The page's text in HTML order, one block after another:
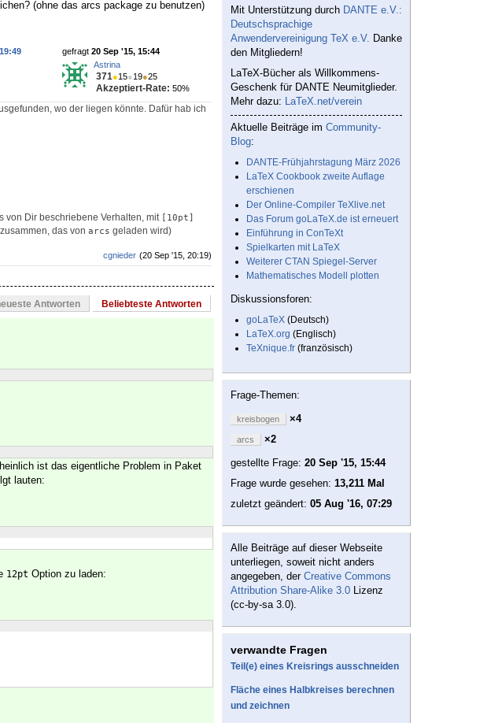
(ohne das arcs package zu benutzen)
gefragt 20 Sep '15, 15:44
Astrina
371●15●19●25
Akzeptiert-Rate: 50%
wo der liegen könnte. Dafür hab ich
von Dir beschriebene Verhalten, mit [10pt]
zusammen, das von arcs geladen wird)
(20 Sep '15, 20:19)
cgnieder
Antworten Beliebteste Antworten
ist das eigentliche Problem in Paket
lauten:
12pt Option zu laden:
Mit Unterstützung durch DANTE e.V.:
Deutschsprachige
Anwendervereinigung TeX e.V. Danke
den Mitgliedern!
LaTeX-Bücher als Willkommens-
Geschenk für DANTE Neumitglieder.
Mehr dazu: LaTeX.net/verein
Aktuelle Beiträge im Community-
Blog:
DANTE-Frühjahrstagung März 2026
LaTeX Cookbook zweite Auflage
erschienen
Der Online-Compiler TeXlive.net
Das Forum goLaTeX.de ist erneuert
Einführung in ConTeXt
Spielkarten mit LaTeX
Weiterer CTAN Spiegel-Server
Mathematisches Modell plotten
Diskussionsforen:
goLaTeX (Deutsch)
LaTeX.org (Englisch)
TeXnique.fr (französisch)
Frage-Themen:
kreisbogen ×4
arcs
×2
gestellte Frage: 20 Sep '15, 15:44
Frage wurde gesehen: 13,211 Mal
zuletzt geändert: 05 Aug '16, 07:29
Alle Beiträge auf dieser Webseite
unterliegen, soweit nicht anders
angegeben, der Creative Commons
Attribution Share-Alike 3.0 Lizenz
(cc-by-sa 3.0).
verwandte Fragen
Teil(e) eines Kreisrings ausschneiden
Fläche eines Halbkreises berechnen
und zeichnen